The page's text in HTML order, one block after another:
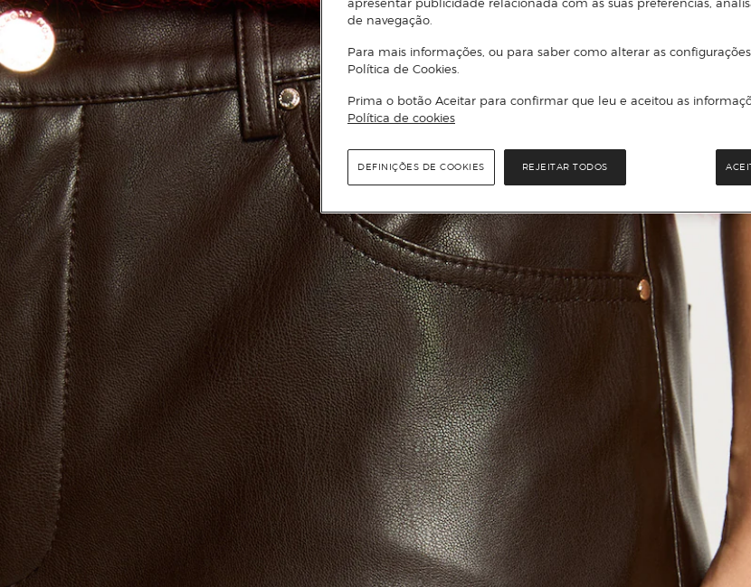
de navegação.
Para mais informações, ou para saber como alterar as
Política de Cookies.
Prima o botão Aceitar para confirmar que leu e aceitou as
Política de cookies
REJEITAR TODOS
DEFINIÇÕES DE COOKIES